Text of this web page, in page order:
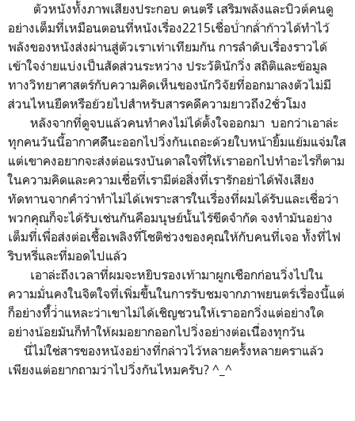
ตัวหนังทั้งภาพเสียงประกอบ ดนตรี เสริมพลังและบิวต์คนดู
อย่างเต็มที่เหมือนตอนที่หนังเรื่อง2215เชื่อบ้่ากล้่าก้าวได้ทำไว้
พลังของหนังส่งผ่านสู่ตัวเรา​เท่าเทียมกัน การลำดับเรื่องราวได้
เข้าใจง่ายแบ่งเป็นสัดส่วนระหว่าง ประวัตินักวิ่ง สถิติและข้อมูล
ทางวิทยาศาสตร์กับความคิดเห็นของนักวิจัยที่ออกมาลงตัวไม่มี
ส่วนไหนยืดหรือย้วยไปสำหรับสารคดีความยาวถึง2ชั่วโมง
หลังจากที่ดูจบแล้วคนทำคงไม่ได้ตั้งใจออกมา บอ​กว่าเอาล่ะ
ทุกคนวันนี้อากาศดีันะออกไปวิ่งกันเถอะด้วยใบหน้ายิ้มแย้มแจ่มใส
แต่เขาคงอยากจะส่งต่อแรงบันดาลใจที่ให้เราออกไปทำอะไรก็ตาม
ในความคิดและความเชื่อ​ที่เรามีต่อสิ่งที่เรารักอย่าได้ฟังเสียง
ทัดทานจากคำว่าทำไม่ได้เพราะสารในเรื่องที่ผมได้รับและเชื่อว่า
พวกคุณก็จะได้รับเช่นกันคือมนุษย์นั้นไร้ขีดจำกัด จงทำมันอย่าง
เต็มที่​เพื่อส่งต่อเชื้อเพลิงที่โชติช่วงของคุณให้กับคนที่เจอ ทั้งที่ไฟ
ริบหรี่และที่มอดไปแล้ว
เอาล่ะถึงเวลาที่ผมจะหยิบรองเท้ามาผูกเชือกก่อนวิ่งไปใน
ความมั่นคงในจิตใจที่เพิ่มขึ้นในการรับชมจากภาพยนตร์​เรื่องนี้แต่
ก็อย่างที่้ว่่าแหละว่าเขาไม่ได้เชิญชวนให้​เราออกวิ่งแต่อย่างใด
อย่างน้อยมันก็ทำให้ผมอยากออกไปวิ่งอย่างต่อเนื่ิองทุกวัน
นี่ไม่ใช่สารของหนัง​อย่างที่กล่าวไว้หลายครั้งหลายคราแล้ว
เพียงแต่อยากถามว่าไปวิ่งกันไหมครับ? ^_^